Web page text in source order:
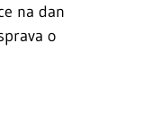
na dan
o